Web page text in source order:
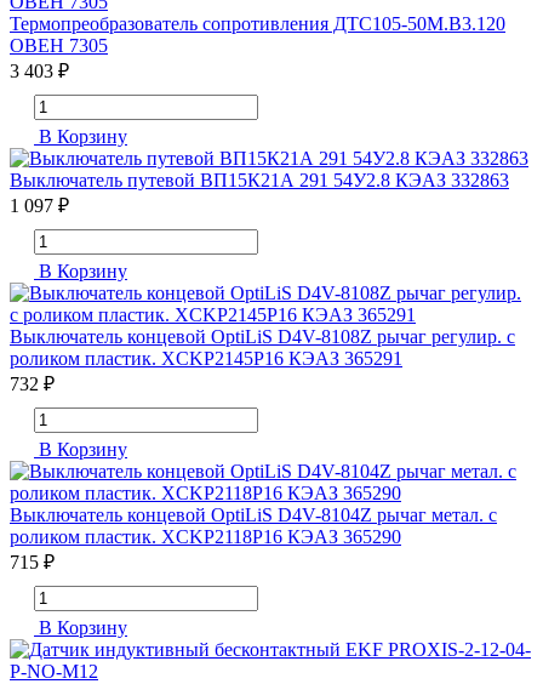
Термопреобразователь сопротивления ДТС105-50М.В3.120
ОВЕН 7305
3 403 ₽
В Корзину
Выключатель путевой ВП15К21А 291 54У2.8 КЭАЗ 332863
1 097 ₽
В Корзину
Выключатель концевой OptiLiS D4V-8108Z рычаг регулир. с
роликом пластик. XCKP2145P16 КЭАЗ 365291
732 ₽
В Корзину
Выключатель концевой OptiLiS D4V-8104Z рычаг метал. с
роликом пластик. XCKP2118P16 КЭАЗ 365290
715 ₽
В Корзину